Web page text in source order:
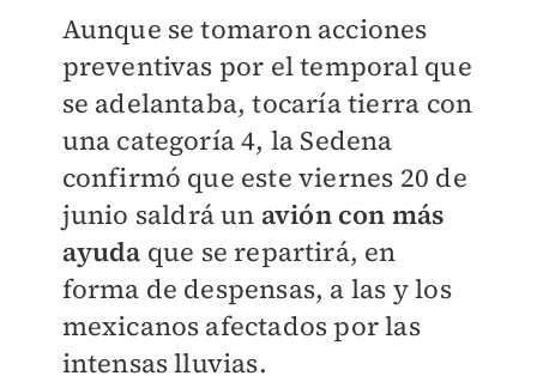
Aunque se tomaron acciones
preventivas por el temporal que
se adelantaba, tocaría tierra con
una categoría 4, la Sedena
confirmó que este viernes 20 de
junio saldrá un avión con más
ayuda que se repartirá, en
forma de despensas, a las y los
mexicanos afectados por las
intensas lluvias.